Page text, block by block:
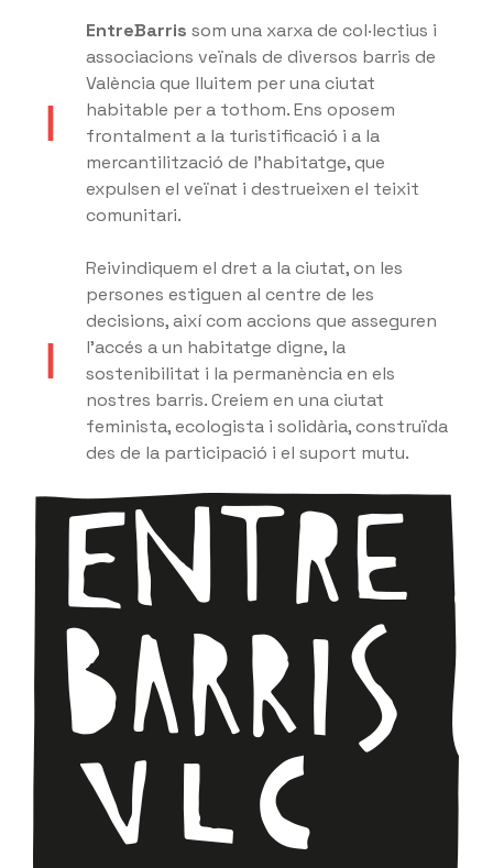
EntreBarris som una xarxa de col·lectius i
associacions veïnals de diversos barris de
València que lluitem per una ciutat
habitable per a tothom. Ens oposem
frontalment a la turistificació i a la
mercantilització de l’habitatge, que
expulsen el veïnat i destrueixen el teixit
comunitari.
Reivindiquem el dret a la ciutat, on les
persones estiguen al centre de les
decisions, així com accions que asseguren
l’accés a un habitatge digne, la
sostenibilitat i la permanència en els
nostres barris. Creiem en una ciutat
feminista, ecologista i solidària, construïda
des de la participació i el suport mutu.